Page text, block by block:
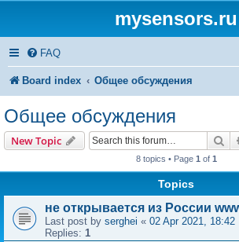
mysensors.ru
FAQ
Board index Общее обсуждения
Общее обсуждения
New Topic
8 topics • Page 1 of 1
Topics
не открывается из России
Last post by serghei « 02 Apr 2021, 18:42
Replies: 1